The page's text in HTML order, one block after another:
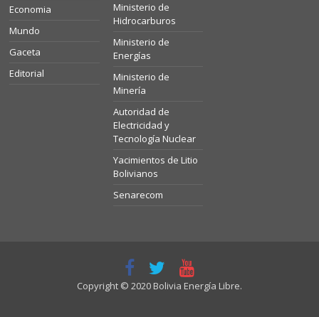
Economia
Mundo
Gaceta
Editorial
Ministerio de
Hidrocarburos
Ministerio de
Energías
Ministerio de
Minería
Autoridad de
Electricidad y
Tecnología Nuclear
Yacimientos de Litio
Bolivianos
Senarecom
Copyright © 2020 Bolivia Energía Libre.